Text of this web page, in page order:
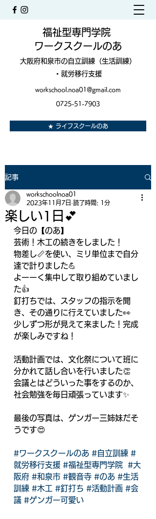
福祉型専門学院
ワークスクールのあ
大阪府和泉市の自立訓練（生活訓練）
・就労移行支援
workschool.noa01@gmail.com
0725-51-7903
★ ライフスクールのあ
記事
楽しい1日💕
workschoolnoa01
2023年11月7日 読了時間: 1分
今日の【のあ】
芸術！木工の続きをしました！
物差し📏を使い、ミリ単位まで自分
達で計りました💪
よーーく集中して取り組めていまし
た👍
釘打ちでは、スタッフの指示を聞
き、その通りに行えていました👀
少しずつ形が見えて来ました！完成
が楽しみですね！
活動計画では、文化祭について班に
分かれて話し合いを行いました👏
会議とはどういった事をするのか、
社会勉強を毎日頑張っています✨
最後の写真は、ゲンガー三姉妹だそ
うです😍
#ワークスクールのあ #自立訓練 #
就労移行支援 #福祉型専門学院
#大
阪府 #和泉市 #観音寺 #のあ #生活
訓練 #木工 #釘打ち #活動計画 #会
議 #ゲンガー可愛い